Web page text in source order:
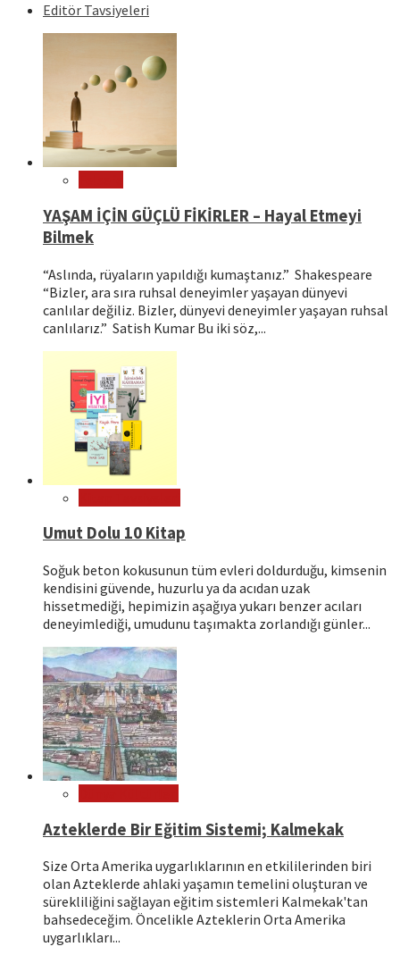
Editör Tavsiyeleri
YAŞAM İÇİN GÜÇLÜ FİKİRLER – Hayal Etmeyi
Bilmek
“Aslında, rüyaların yapıldığı kumaştanız.” Shakespeare
“Bizler, ara sıra ruhsal deneyimler yaşayan dünyevi
canlılar değiliz. Bizler, dünyevi deneyimler yaşayan ruhsal
canlılarız.” Satish Kumar Bu iki söz,...
Umut Dolu 10 Kitap
Soğuk beton kokusunun tüm evleri doldurduğu, kimsenin
kendisini güvende, huzurlu ya da acıdan uzak
hissetmediği, hepimizin aşağıya yukarı benzer acıları
deneyimlediği, umudunu taşımakta zorlandığı günler...
Azteklerde Bir Eğitim Sistemi; Kalmekak
Size Orta Amerika uygarlıklarının en etkililerinden biri
olan Azteklerde ahlaki yaşamın temelini oluşturan ve
sürekliliğini sağlayan eğitim sistemleri Kalmekak'tan
bahsedeceğim. Öncelikle Azteklerin Orta Amerika
uygarlıkları...